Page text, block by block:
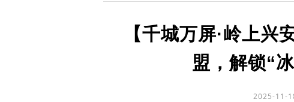
【千城万屏·岭上
盟，解锁“
2025-11-